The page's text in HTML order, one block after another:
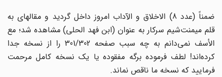
ضمناً (عدد 8) الاخلاق و الآداب امروز داخل گردید و مقاله‏ای به
قلم میمنت‌شیم سرکار به عنوان (ابن فهد الحلی) مشاهده شد؛ مع
الأسف نمی‌دانم به چه سبب صفحه 301/302 را از نسخه جدا
کرده‌اند! لطف فرموده برگه مفقوده یا یک نسخه کامل مرحمت
فرمایید که نسخه ما ناقص نماند.